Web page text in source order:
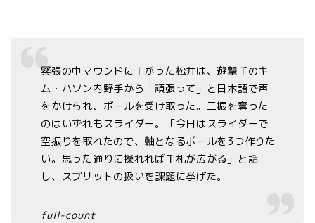
緊張の中マウンドに上がった松井は、遊撃手のキ
ム・ハソン内野手から「頑張って」と日本語で声
をかけられ、ボールを受け取った。三振を奪った
のはいずれもスライダー。「今日はスライダーで
空振りを取れたので、軸となるボールを3つ作りた
い。思った通りに操れれば手札が広がる」と話
し、スプリットの扱いを課題に挙げた。
full-count